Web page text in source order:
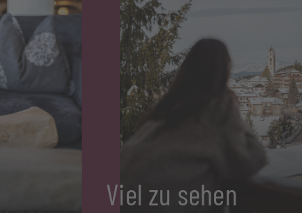
Viel zu sehen